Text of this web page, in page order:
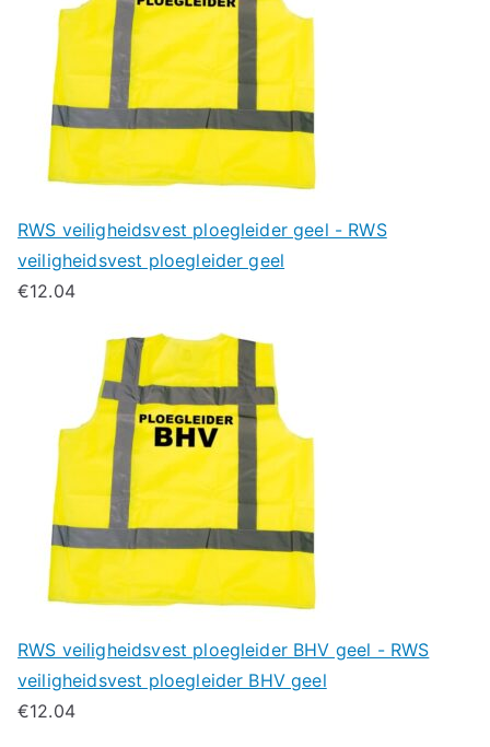
RWS veiligheidsvest ploegleider geel - RWS
veiligheidsvest ploegleider geel
€12.04
RWS veiligheidsvest ploegleider BHV geel - RWS
veiligheidsvest ploegleider BHV geel
€12.04